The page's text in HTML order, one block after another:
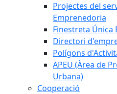
Projectes del
Emprenedoria
Finestreta Única
Directori
Polígons
APEU (Àrea de
Urbana)
Cooperació